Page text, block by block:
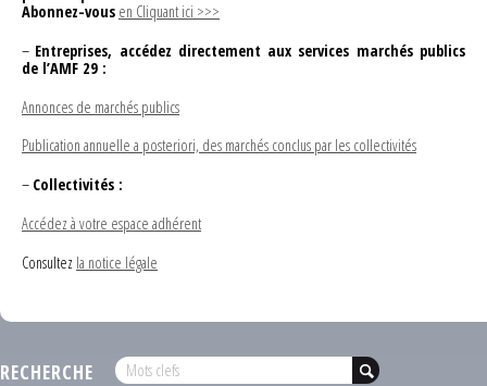
Abonnez-vous en Cliquant ici >>>
– Entreprises, accédez directement aux services marchés publics
de l’AMF 29 :
Annonces de marchés publics
Publication annuelle a posteriori, des marchés conclus par les collectivités
– Collectivités :
Accédez à votre espace adhérent
Consultez la notice légale
RECHERCHE